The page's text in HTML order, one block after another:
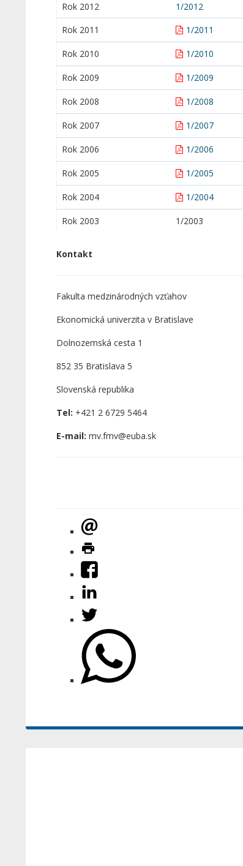
Rok 2012
1/2012
Rok 2011
1/2011
Rok 2010 1/2010
Rok 2009 1/2009
Rok 2008 1/2008
Rok 2007 1/2007
Rok 2006 1/2006
Rok 2005 1/2005
Rok 2004 1/2004
Rok 2003 1/2003
Kontakt
Fakulta medzinárodných vzťahov
Ekonomická univerzita v Bratislave
Dolnozemská cesta 1
852 35 Bratislava 5
Slovenská republika
Tel: +421 2 6729 5464
E-mail: mv.fmv@euba.sk